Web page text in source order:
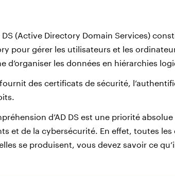
DS (Active Directory Domain Services)
pour gérer les utilisateurs et les
d’organiser les données en hiérarchies
fournit des certificats de sécurité,
d’AD DS est une priorité
et de la cybersécurité. En effet, toutes
se produisent, vous devez savoir ce